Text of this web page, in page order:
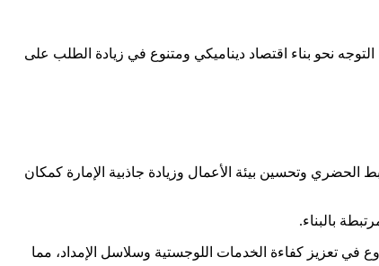
هذا التوجه نحو بناء اقتصاد ديناميكي ومتنوع في زيادة الطلب على
الحضري وتحسين بيئة الأعمال وزيادة جاذبية الإمارة كمكان
بالبناء.
في تعزيز كفاءة الخدمات اللوجستية وسلاسل الإمداد، مما